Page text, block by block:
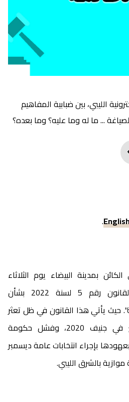
الليبي، بين ضبابية المفاهيم
... ما له وما عليه؟ وما بعده؟
.
بمدينة البيضاء يوم الثلاثاء
الموافق 27-09-2022 القانون رقم 5 لسنة 2022 بشأن
حيث يأتي هذا القانون في ظل تعثر
الاتفاق السياسي الموقع في جنيف 2020، وفشل حكومة
بإجراء انتخابات عامة ديسمبر
بالشرق الليبي.